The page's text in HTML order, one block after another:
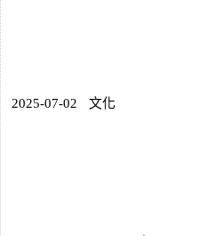
2025-07-02 文化